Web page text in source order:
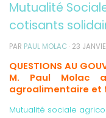
Mutualité
cotisants
PAR PAUL MOLAC · 23
QUESTIONS AU
M. Paul Molac
agroalimentaire et
Mutualité sociale